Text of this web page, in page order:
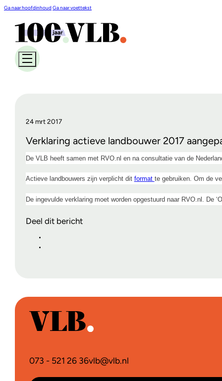
Ga naar hoofdinhoudGa naar voettekst
24 mrt 2017
Verklaring actieve landbouwer 2017
De VLB heeft samen met RVO.nl en na consultatie van de
Actieve landbouwers zijn verplicht dit format te gebruiken. Om de
De ingevulde verklaring moet worden opgestuurd naar RVO.nl. De
Deel dit bericht
073 - 521 26 36vlb@vlb.nl